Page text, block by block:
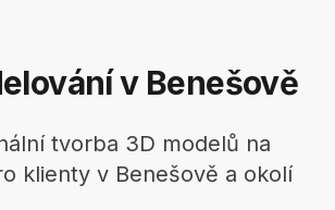
v Benešově
tvorba 3D modelů na
klienty v Benešově a okolí